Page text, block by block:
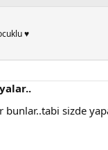
♥
bunlar..tabi sizde